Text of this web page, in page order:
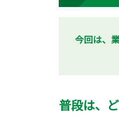
今回は、
普段は、